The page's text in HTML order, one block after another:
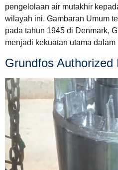
pengelolaan air mutakhir
wilayah ini. Gambaran Umum
pada tahun 1945 di Denmark,
menjadi kekuatan utama
Grundfos Authorized